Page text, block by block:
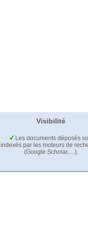
Visibilité
Les documents déposés
indexés par les moteurs de
(Google Scholar,…).